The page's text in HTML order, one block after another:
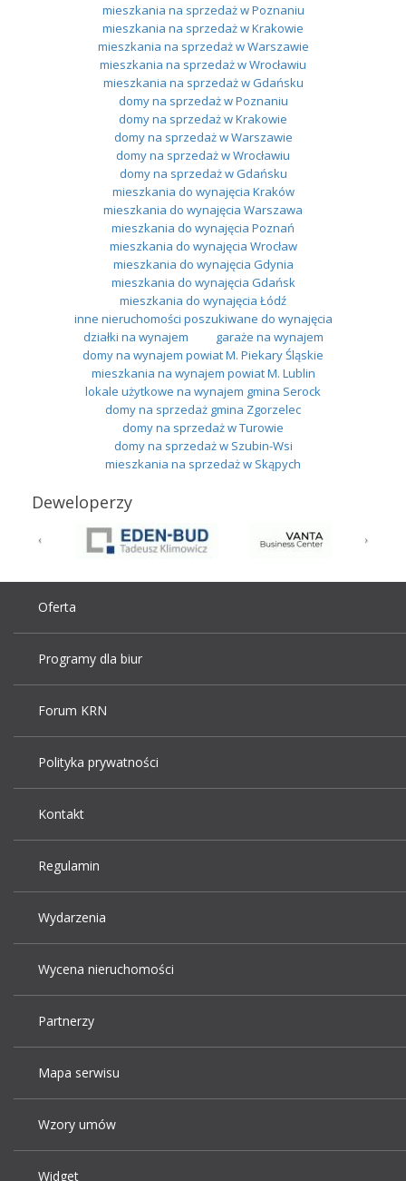
mieszkania na sprzedaż w Poznaniu
mieszkania na sprzedaż w Krakowie
mieszkania na sprzedaż w Warszawie
mieszkania na sprzedaż w Wrocławiu
mieszkania na sprzedaż w Gdańsku
domy na sprzedaż w Poznaniu
domy na sprzedaż w Krakowie
domy na sprzedaż w Warszawie
domy na sprzedaż w Wrocławiu
domy na sprzedaż w Gdańsku
mieszkania do wynajęcia Kraków
mieszkania do wynajęcia Warszawa
mieszkania do wynajęcia Poznań
mieszkania do wynajęcia Wrocław
mieszkania do wynajęcia Gdynia
mieszkania do wynajęcia Gdańsk
mieszkania do wynajęcia Łódź
inne nieruchomości poszukiwane do wynajęcia
działki na wynajem
garaże na wynajem
domy na wynajem powiat M. Piekary Śląskie
mieszkania na wynajem powiat M. Lublin
lokale użytkowe na wynajem gmina Serock
domy na sprzedaż gmina Zgorzelec
domy na sprzedaż w Turowie
domy na sprzedaż w Szubin-Wsi
mieszkania na sprzedaż w Skąpych
Deweloperzy
Oferta
Programy dla biur
Forum KRN
Polityka prywatności
Kontakt
Regulamin
Wydarzenia
Wycena nieruchomości
Partnerzy
Mapa serwisu
Wzory umów
Widget